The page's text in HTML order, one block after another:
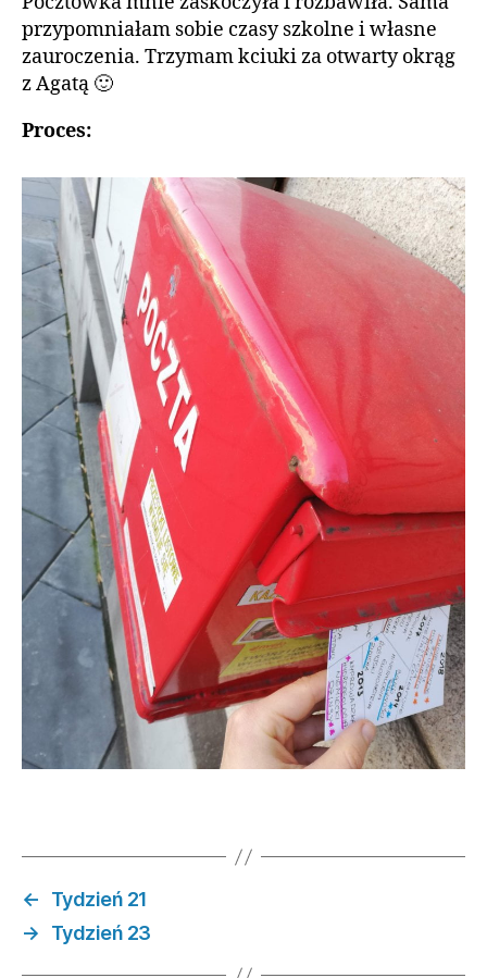
przypomniałam sobie czasy szkolne i własne
zauroczenia. Trzymam kciuki za otwarty okrąg
z Agatą 🙂
Proces:
←
Tydzień 21
→
Tydzień 23